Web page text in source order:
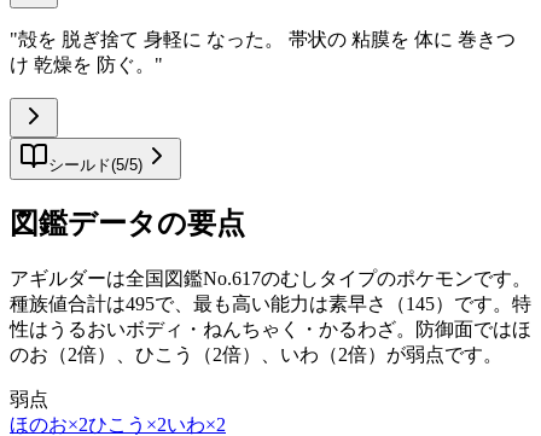
"殻を 脱ぎ捨て 身軽に なった。 帯状の 粘膜を 体に 巻きつ
け 乾燥を 防ぐ。 "
シールド(5/5)
図鑑データの要点
アギルダーは全国図鑑No.617のむしタイプのポケモンです。
種族値合計は495で、最も高い能力は素早さ（145）です。特
性はうるおいボディ・ねんちゃく・かるわざ。防御面ではほ
のお（2倍）、ひこう（2倍）、いわ（2倍）が弱点です。
弱点
ほのお×2ひこう ×2いわ×2